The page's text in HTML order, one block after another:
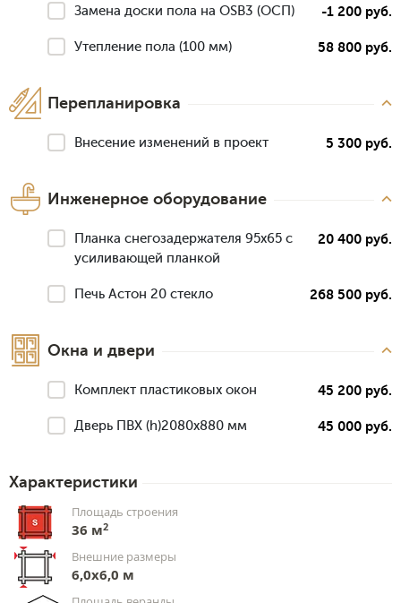
Замена доски пола на OSB3 (ОСП) -1 200 руб.
Утепление пола (100 мм) 58 800 руб.
Перепланировка
Внесение изменений в проект 5 300 руб.
Инженерное оборудование
Планка снегозадержателя 95х65 с
усиливающей планкой
20 400 руб.
Печь Астон 20 стекло 268 500 руб.
Окна и двери
Комплект пластиковых окон 45 200 руб.
Дверь ПВХ (h)2080х880 мм 45 000 руб.
Характеристики
Площадь строения
36 м2
Внешние размеры
6,0x6,0 м